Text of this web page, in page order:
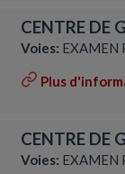
CENTRE DE
Voies: EXAMEN
Plus
CENTRE DE
Voies: EXAMEN